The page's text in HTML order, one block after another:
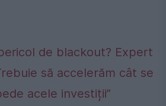
de blackout? Expert
să accelerăm cât se
acele investiții”